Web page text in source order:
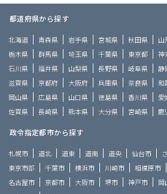
都道府県から探す
北海道 青森県 岩手県 宮城県 秋田県 山
栃木県
群馬県 埼玉県 千葉県 東京都 神
石川県
福井県 山梨県 長野県 岐阜県 静
滋賀県
京都府 大阪府 兵庫県 奈良県 和
岡山県
広島県 山口県 徳島県 香川県 愛
佐賀県
長崎県 熊本県 大分県 宮崎県 鹿
政令指定都市から探す
札幌市 道北 道東 道南 道央 仙台市
東京市部
千葉市 横浜市 川崎市 相模原市
名古屋市
京都市 大阪市 堺市 神戸市 岡